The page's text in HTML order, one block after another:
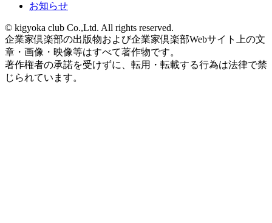
お知らせ
© kigyoka club Co.,Ltd. All rights reserved.
企業家倶楽部の出版物および企業家倶楽部Webサイト上の文
章・画像・映像等はすべて著作物です。
著作権者の承諾を受けずに、転用・転載する行為は法律で禁
じられています。